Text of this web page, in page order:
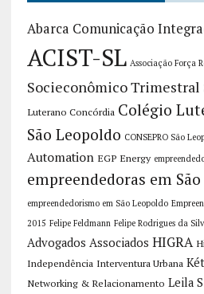
Abarca Comunicação
ACIST-SL Associação Força
Socieconômico Trimestral
Luterano Concórdia Colégio
São Leopoldo CONSEPRO São
Automation EGP Energy
empreendedoras em
empreendedorismo em São Leopoldo
2015 Felipe Feldmann Felipe Rodrigues da
Advogados Associados HIGRA
Independência Interventura Urbana
Networking & Relacionamento Leila